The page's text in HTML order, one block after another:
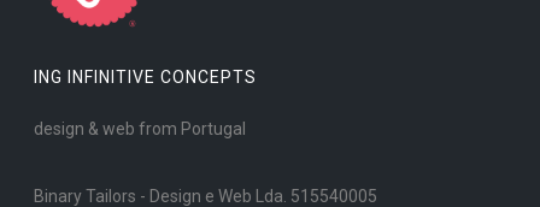
ING INFINITIVE CONCEPTS
design & web from Portugal
Binary Tailors - Design e Web Lda. 515540005